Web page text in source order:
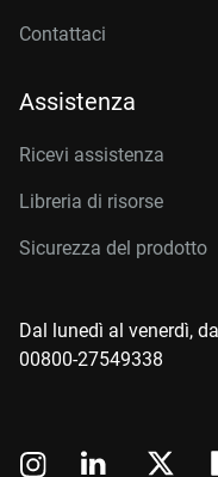
Contattaci
Assistenza
Ricevi assistenza
Libreria di risorse
Sicurezza del prodotto
Dal lunedì al venerdì,
00800-27549338